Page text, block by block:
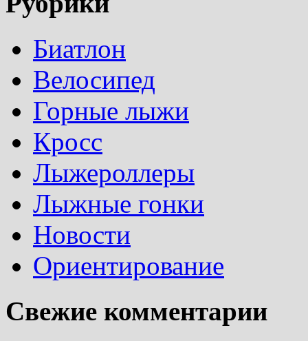
Биатлон
Велосипед
Горные лыжи
Кросс
Лыжероллеры
Лыжные гонки
Новости
Ориентирование
Свежие комментарии